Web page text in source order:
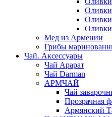
Мед из Армении
Грибы
Чай. Аксессуары
Чай Арарат
Чай Darman
АРМЧАЙ
Чай
Прозрачная
Армянский